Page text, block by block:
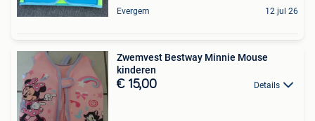
Evergem 12 jul 26
Zwemvest Bestway Minnie Mouse
kinderen
€ 15,00 Details